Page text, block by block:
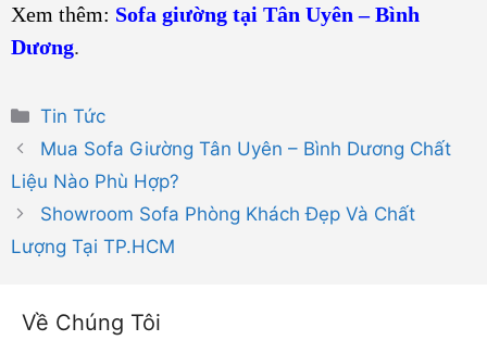
Xem thêm: Sofa giường tại Tân Uyên – Bình
Dương.
Danh
mục
Tin Tức
Mua Sofa Giường Tân Uyên – Bình Dương Chất
Liệu Nào Phù Hợp?
Showroom Sofa Phòng Khách Đẹp Và Chất
Lượng Tại TP.HCM
Về Chúng Tôi